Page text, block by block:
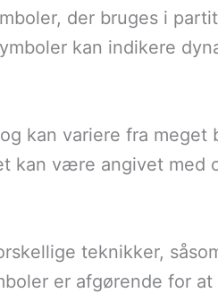
der bruges i
kan indikere
kan variere fra
kan være angivet med
teknikker,
er afgørende for